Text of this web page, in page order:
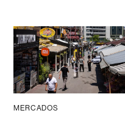
MERCADOS